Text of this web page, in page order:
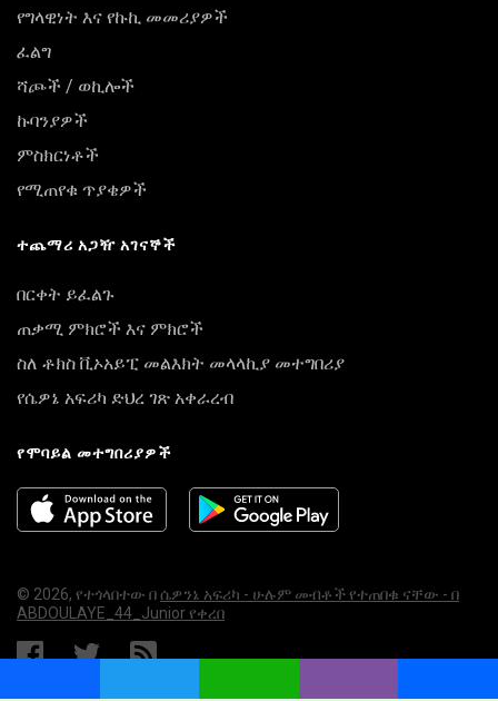
የግላዊነት እና የኩኪ መመሪያዎች
ፈልግ
ሻጮች / ወኪሎች
ኩባንያዎች
ምስክርነቶች
የሚጠየቁ ጥያቄዎች
ተጨማሪ አጋዥ አገናኞች
በርቀት ይፈልጉ
ጠቃሚ ምክሮች እና ምክሮች
ስለ ቶክስ ቪኦአይፒ መልእክት መላላኪያ መተግበሪያ
የሴዎኔ አፍሪካ ድህረ ገጽ አቀራረብ
የሞባይል መተግበሪያዎች
© 2026, የተጎላበተው በሴዎንኔ አፍሪካ - ሁሉም መብቶች የተጠበቁ ናቸው - በ
ABDOULAYE_44_Junior የቀረበ